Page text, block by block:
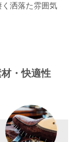
洒落た雰囲気
・快適性